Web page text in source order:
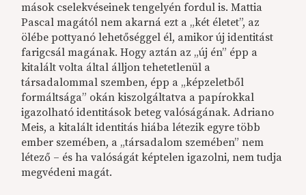
mások cselekvéseinek tengelyén fordul is. Mattia
Pascal magától nem akarná ezt a „két életet”, az
ölébe pottyanó lehetőséggel él, amikor új identitást
farigcsál magának. Hogy aztán az „új én” épp a
kitalált volta által álljon tehetetlenül a
társadalommal szemben, épp a „képzeletből
formáltsága” okán kiszolgáltatva a papírokkal
igazolható identitások beteg valóságának. Adriano
Meis, a kitalált identitás hiába létezik egyre több
ember szemében, a „társadalom szemében” nem
létező – és ha valóságát képtelen igazolni, nem tudja
megvédeni magát.